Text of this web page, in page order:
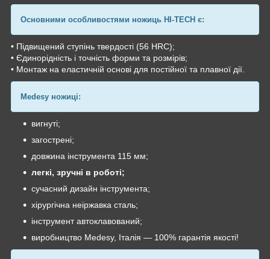
Основними особливостями ножиць HI-TECH є:
• Підвищений ступінь твердості (56 HRC);
• Єдинорідність і точність форми та розмірів;
• Монтаж на еластичній основі для постійної та плавної дії.
Medesy ножиці:
вигнуті;
загострені;
довжина інструмента 115 мм;
легкі, зручні в роботі;
сучасний дизайн інструмента;
хірургічна неіржавка сталь;
інструмент автоклавований;
виробництво Medesy, Італія — 100% гарантія якості!